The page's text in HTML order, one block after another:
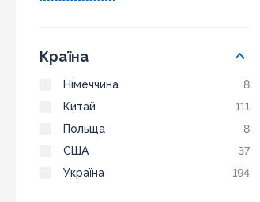
Країна
Німеччина
8
Китай
111
Польща
8
США
37
Україна
194